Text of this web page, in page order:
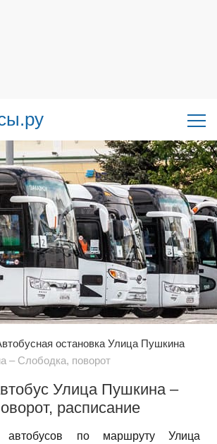
остановка Улица Пушкина
– Слободка, поворот
Улица Пушкина –
расписание
автобусов по маршруту Улица